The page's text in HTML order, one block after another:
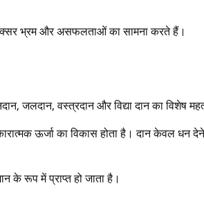
भ्रम और असफलताओं का सामना करते हैं।
जलदान, वस्त्रदान और विद्या दान का विशेष
ऊर्जा का विकास होता है। दान केवल धन
के रूप में प्राप्त हो जाता है।